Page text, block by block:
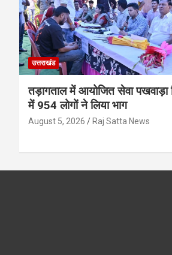
उत्तराखंड
तड़ागताल में आयोजित सेवा पखवाड़ा
में 954 लोगों ने लिया भाग
August 5, 2026 Raj Satta News